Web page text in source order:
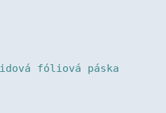
fóliová páska